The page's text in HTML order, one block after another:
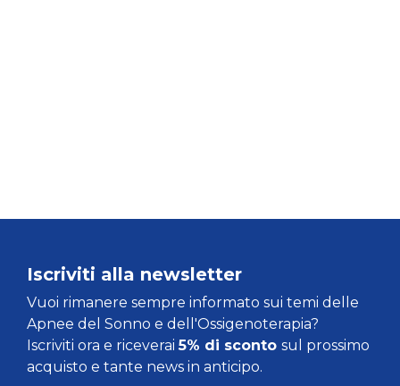
Iscriviti alla newsletter
Vuoi rimanere sempre informato sui temi delle
Apnee del Sonno e dell'Ossigenoterapia?
Iscriviti ora e riceverai5% di sconto sul prossimo
acquisto e tante news in anticipo.